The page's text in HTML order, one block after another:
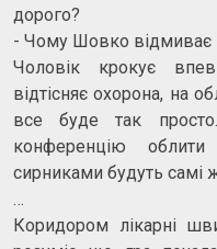
дорого?
- Чому Шовко відмиває
Чоловік крокує
відтісняє охорона, на
все буде так
конференцію
сирниками будуть самі
…
Коридором лікарні